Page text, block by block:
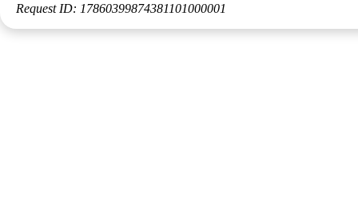
Request ID: 17860399874381101000001